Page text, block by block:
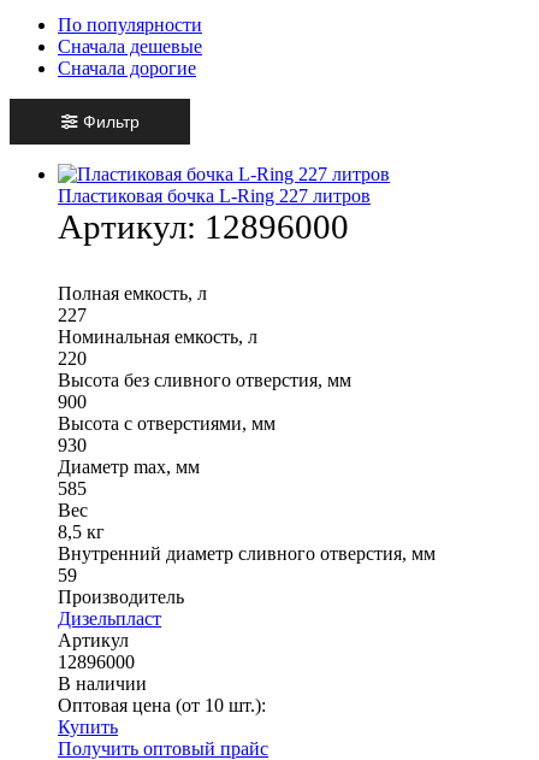
По популярности
Сначала дешевые
Сначала дорогие
Фильтр
Пластиковая бочка L-Ring 227 литров
Артикул: 12896000
Полная емкость, л
227
Номинальная емкость, л
220
Высота без сливного отверстия, мм
900
Высота с отверстиями, мм
930
Диаметр max, мм
585
Вес
8,5 кг
Внутренний диаметр сливного отверстия, мм
59
Производитель
Дизельпласт
Артикул
12896000
В наличии
Оптовая цена (от 10 шт.):
Купить
Получить оптовый прайс